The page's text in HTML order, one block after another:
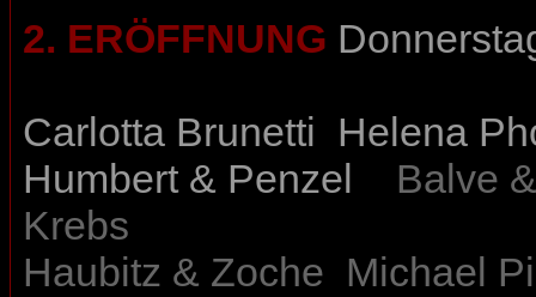
2. ERÖFFNUNG
Carlotta Brunetti Helena
Humbert & Penzel
Balve
Krebs
Haubitz & Zoche Michael